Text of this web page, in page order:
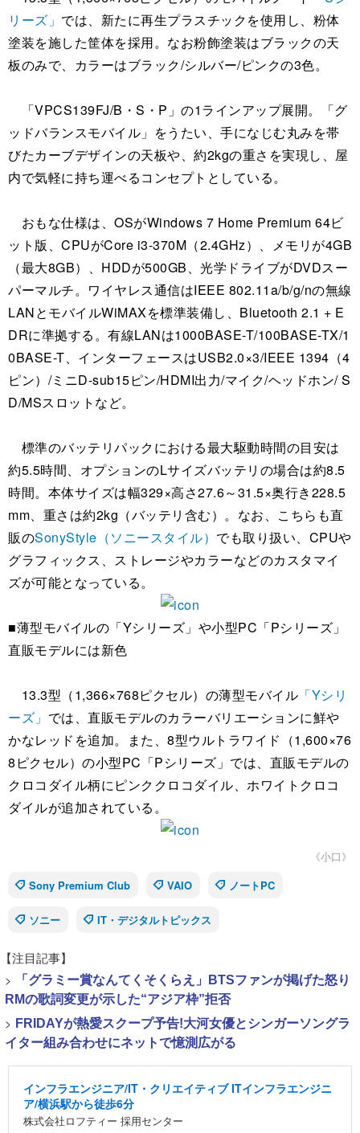
リーズ」 では、新たに再生プラスチックを使用し、粉体
塗装を施した筐体を採用。なお粉飾塗装はブラックの天
板のみで、カラーはブラック/シルバー/ピンクの3色。
「VPCS139FJ/B・S・P」の1ラインアップ展開。「グ
ッドバランスモバイル」をうたい、手になじむ丸みを帯
びたカーブデザインの天板や、約2kgの重さを実現し、屋
内で気軽に持ち運べるコンセプトとしている。
おもな仕様は、OSがWindows 7 Home Premium 64ビ
ット版、CPUがCore i3-370M（2.4GHz）、メモリが4GB
（最大8GB）、HDDが500GB、光学ドライブがDVDスー
パーマルチ。ワイヤレス通信はIEEE 802.11a/b/g/nの無線
LANとモバイルWiMAXを標準装備し、Bluetooth 2.1 + E
DRに準拠する。有線LANは1000BASE-T/100BASE-TX/1
0BASE-T、インターフェースはUSB2.0×3/IEEE 1394（4
ピン）/ミニD-sub15ピン/HDMI出力/マイク/ヘッドホン/ S
D/MSスロットなど。
標準のバッテリパックにおける最大駆動時間の目安は
約5.5時間、オプションのLサイズバッテリの場合は約8.5
時間。本体サイズは幅329×高さ27.6～31.5×奥行き228.5
mm、重さは約2kg（バッテリ含む）。なお、こちらも直
販のSonyStyle（ソニースタイル） でも取り扱い、CPUや
グラフィックス、ストレージやカラーなどのカスタマイ
ズが可能となっている。
■薄型モバイルの「Yシリーズ」や小型PC「Pシリーズ」
直販モデルには新色
13.3型（1,366×768ピクセル）の薄型モバイル 「Yシリ
ーズ」 では、直販モデルのカラーバリエーションに鮮や
かなレッドを追加。また、8型ウルトラワイド（1,600×76
8ピクセル）の小型PC「Pシリーズ」では、直販モデルの
クロコダイル柄にピンククロコダイル、ホワイトクロコ
ダイルが追加されている。
《小口》
Sony Premium Club
VAIO ノートPC
ソニー IT・デジタルトピックス
【注目記事】
>
「グラミー賞なんてくそくらえ」BTSファンが掲げた怒り
RMの歌詞変更が示した“アジア枠”拒否
> FRIDAYが熱愛スクープ予告!大河女優とシンガーソングラ
イター組み合わせにネットで憶測広がる
インフラエンジニア/IT・クリエイティブ ITインフラエンジニ
ア/横浜駅から徒歩6分
株式会社ロフティー 採用センター